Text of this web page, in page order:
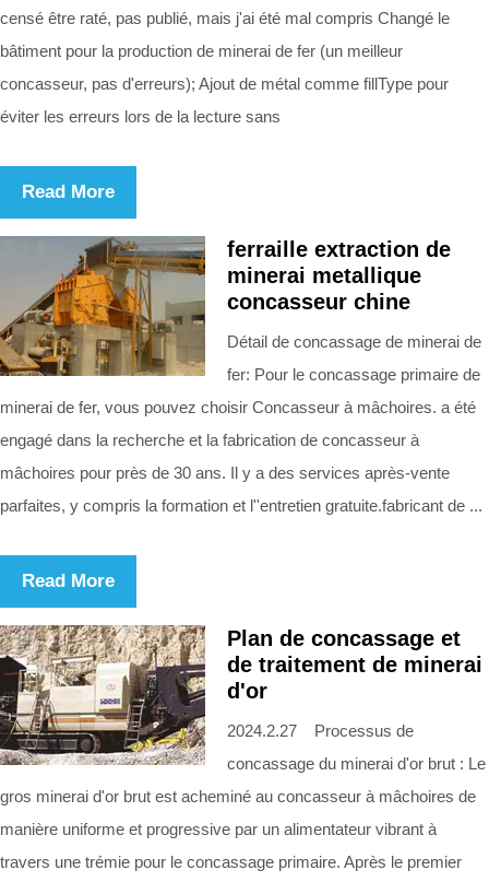
censé être raté, pas publié, mais j'ai été mal compris Changé le
bâtiment pour la production de minerai de fer (un meilleur
concasseur, pas d'erreurs); Ajout de métal comme fillType pour
éviter les erreurs lors de la lecture sans
Read More
ferraille extraction de
minerai metallique
concasseur chine
Détail de concassage de minerai de
fer: Pour le concassage primaire de
minerai de fer, vous pouvez choisir Concasseur à mâchoires. a été
engagé dans la recherche et la fabrication de concasseur à
mâchoires pour près de 30 ans. Il y a des services après-vente
parfaites, y compris la formation et l''entretien gratuite.fabricant de ...
Read More
Plan de concassage et
de traitement de minerai
d'or
2024.2.27 Processus de
concassage du minerai d'or brut : Le
gros minerai d'or brut est acheminé au concasseur à mâchoires de
manière uniforme et progressive par un alimentateur vibrant à
travers une trémie pour le concassage primaire. Après le premier